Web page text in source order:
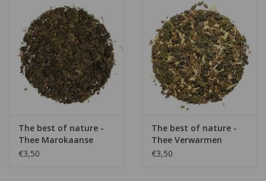
The best of nature -
Thee Marokaanse
muntthee
€3,50
The best of nature -
Thee Verwarmen
€3,50